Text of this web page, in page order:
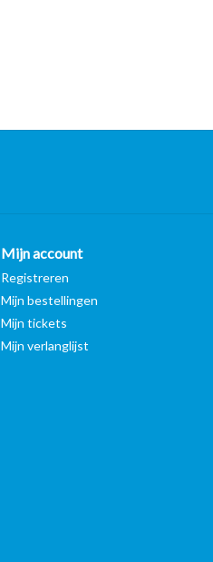
Mijn account
Registreren
Mijn bestellingen
Mijn tickets
Mijn verlanglijst